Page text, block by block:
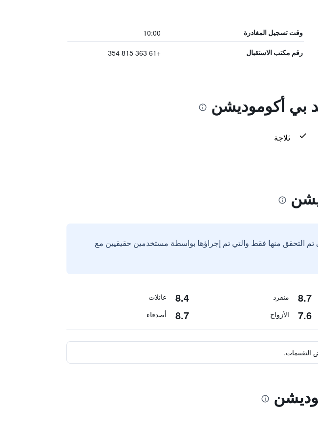
وقت تسجيل المغادرة 10:00
رقم مكتب الاستقبال +61 363 815 354
بي أكوموديشن
ثلاجة
التحقق منها فقط والتي تم إجراؤها بواسطة مستخدمين حقيقيين مع
8.7 منفرد 8.4 عائلات
7.6 الأزواج 8.7 أصدقاء